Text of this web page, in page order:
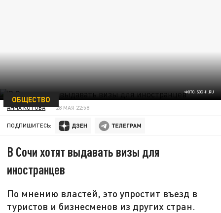
ФОТО: SOCHI.RU
ОБЩЕСТВО
АННА КОТОВА 28 МАЯ 22:58
ПОДПИШИТЕСЬ:
В Сочи хотят выдавать визы для
иностранцев
По мнению властей, это упростит въезд в
туристов и бизнесменов из других стран.